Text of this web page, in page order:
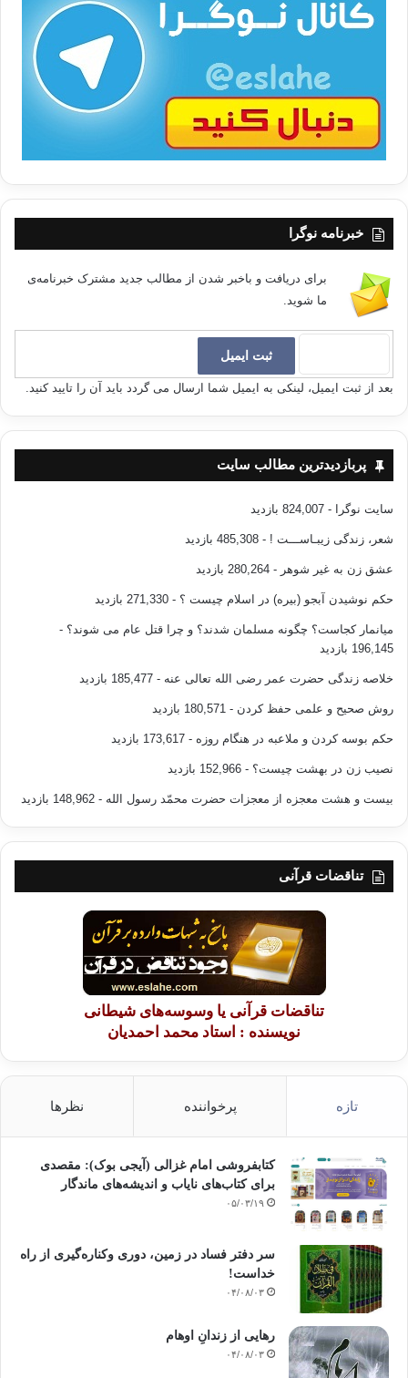
خبرنامه نوگرا
برای دریافت و باخبر شدن از مطالب جدید مشترک خبرنامه‌ی
ما شوید.
بعد از ثبت ایمیل، لینکی به ایمیل شما ارسال می گردد باید آن را تایید کنید.
پربازدیدترین مطالب سایت
سایت نوگرا - 824,007 بازدید
شعر، زندگی زیبـاســـت ! - 485,308 بازدید
عشق زن به غیر شوهر - 280,264 بازدید
حکم نوشیدن آبجو (بیره) در اسلام چیست ؟ - 271,330 بازدید
میانمار کجاست؟ چگونه مسلمان شدند؟ و چرا قتل عام می شوند؟ -
196,145 بازدید
خلاصه زندگی حضرت عمر رضی الله تعالی عنه - 185,477 بازدید
روش صحیح و علمی حفظ کردن - 180,571 بازدید
حکم بوسه کردن و ملاعبه در هنگام روزه - 173,617 بازدید
نصیب زن در بهشت چیست؟ - 152,966 بازدید
بیست و هشت معجزه از معجزات حضرت محمّد رسول الله - 148,962 بازدید
تناقضات قرآنی
تناقضات قرآنی یا وسوسه‌های شیطانی
نویسنده : استاد محمد احمدیان
تازه پرخواننده نظرها
کتابفروشی امام غزالی (آیجی بوک): مقصدی
برای کتاب‌های نایاب و اندیشه‌های ماندگار
۰۵/۰۳/۱۹
سر دفتر فساد در زمین‌، دوری وکناره‌گیری از راه
خداست‌!
۰۴/۰۸/۰۳
رهایی از زندانِ اوهام
۰۴/۰۸/۰۳